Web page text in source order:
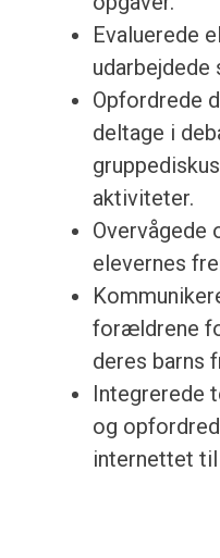
Evaluerede
udarbejdede
Opfordrede
deltage i
aktiviteter.
Overvågede
elevernes
forældrene
deres barns
Integrerede
og
internettet til